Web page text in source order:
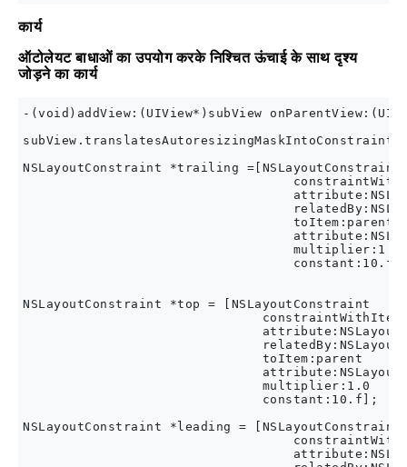
कार्य
ऑटोलेयट बाधाओं का उपयोग करके निश्चित ऊंचाई के साथ दृश्य
जोड़ने का कार्य
-(void)addView:(UIView*)subView
subView.translatesAutoresizingMaskIntoConstraints
NSLayoutConstraint *trailing =[NSLayoutConstraint
                                   toItem:parent
                                   multiplier:1.0
NSLayoutConstraint *top = [NSLayoutConstraint
                               toItem:parent
                               multiplier:1.0
                               constant:10.f];
NSLayoutConstraint *leading = [NSLayoutConstraint